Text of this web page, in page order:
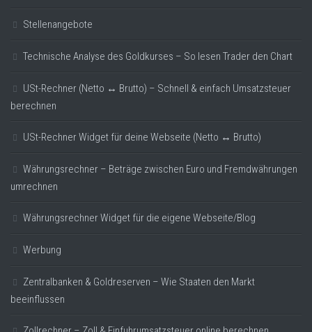
Stellenangebote
Technische Analyse des Goldkurses – So lesen Trader den Chart
USt-Rechner (Netto ↔ Brutto) – Schnell & einfach Umsatzsteuer
berechnen
USt-Rechner Widget für deine Webseite (Netto ↔ Brutto)
Währungsrechner – Beträge zwischen Euro und Fremdwährungen
umrechnen
Währungsrechner Widget für die eigene Webseite/Blog
Werbung
Zentralbanken & Goldreserven – Wie Staaten den Markt
beeinflussen